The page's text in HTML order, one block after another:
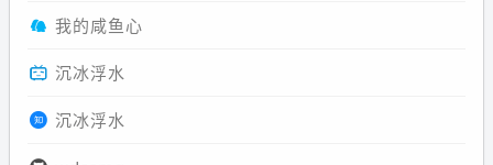
我的咸鱼心
沉冰浮水
沉冰浮水